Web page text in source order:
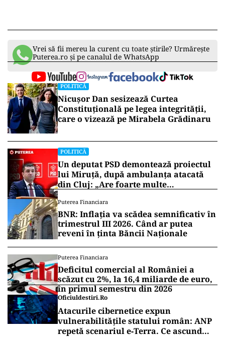
Vrei să fii mereu la curent cu toate știrile? Urmărește
Puterea.ro și pe canalul de WhatsApp
POLITICĂ
Nicușor Dan sesizează Curtea
Constituțională pe legea integrității,
care o vizează pe Mirabela Grădinaru
POLITICĂ
Un deputat PSD demontează proiectul
lui Miruță, după ambulanța atacată
din Cluj: „Are foarte multe
Puterea Financiara
BNR: Inflația va scădea semnificativ în
trimestrul III 2026. Când ar putea
reveni în ținta Băncii Naționale
Puterea Financiara
Deficitul comercial al României a
scăzut cu 2%, la 16,4 miliarde de euro,
în primul semestru din 2026
Oficiuldestiri.ro
Atacurile cibernetice expun
vulnerabilitățile statului român: ANP
repetă scenariul e‑Terra. Ce ascund